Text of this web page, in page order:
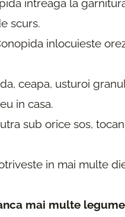
intreaga la
scurs.
inlocuieste
ceapa, usturoi
in casa.
sub orice sos,
in mai multe
mai multe